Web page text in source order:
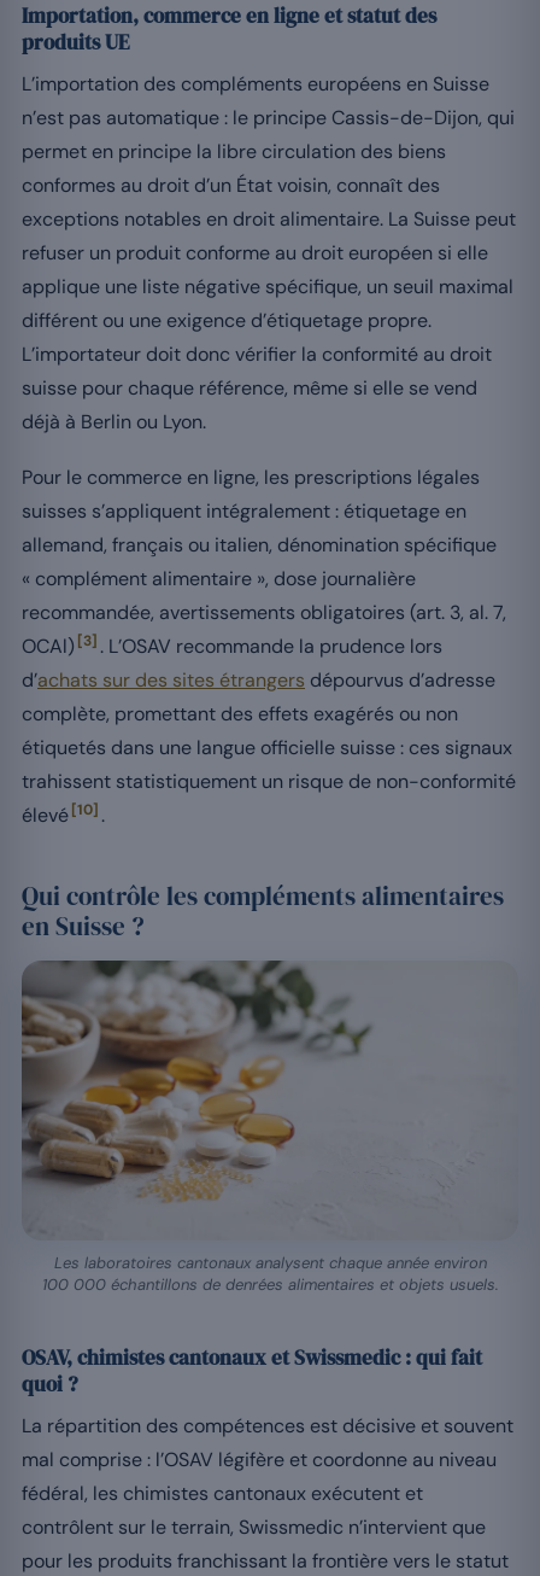
Importation, commerce en ligne et statut des
produits UE
L’importation des compléments européens en Suisse
n’est pas automatique : le principe Cassis-de-Dijon, qui
permet en principe la libre circulation des biens
conformes au droit d’un État voisin, connaît des
exceptions notables en droit alimentaire. La Suisse peut
refuser un produit conforme au droit européen si elle
applique une liste négative spécifique, un seuil maximal
différent ou une exigence d’étiquetage propre.
L’importateur doit donc vérifier la conformité au droit
suisse pour chaque référence, même si elle se vend
déjà à Berlin ou Lyon.
Pour le commerce en ligne, les prescriptions légales
suisses s’appliquent intégralement : étiquetage en
allemand, français ou italien, dénomination spécifique
« complément alimentaire », dose journalière
recommandée, avertissements obligatoires (art. 3, al. 7,
OCAl) [3] . L’OSAV recommande la prudence lors
d’achats sur des sites étrangers dépourvus d’adresse
complète, promettant des effets exagérés ou non
étiquetés dans une langue officielle suisse : ces signaux
trahissent statistiquement un risque de non-conformité
élevé[10] .
Qui contrôle les compléments alimentaires
en Suisse ?
Les laboratoires cantonaux analysent chaque année environ
100 000 échantillons de denrées alimentaires et objets usuels.
OSAV, chimistes cantonaux et Swissmedic : qui fait
quoi ?
La répartition des compétences est décisive et souvent
mal comprise : l’OSAV légifère et coordonne au niveau
fédéral, les chimistes cantonaux exécutent et
contrôlent sur le terrain, Swissmedic n’intervient que
pour les produits franchissant la frontière vers le statut